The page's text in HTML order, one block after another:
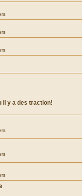
il y a des traction!